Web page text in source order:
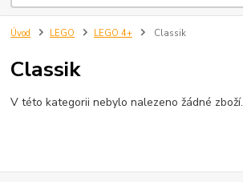
Úvod LEGO LEGO 4+ Classik
Classik
V této kategorii nebylo nalezeno žádné zboží.